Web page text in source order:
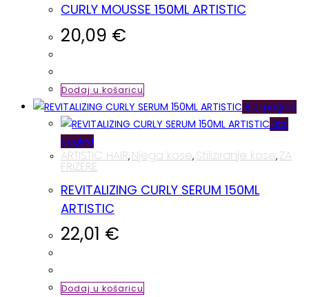
CURLY MOUSSE 150ML ARTISTIC
20,09 €
Dodaj u košaricu
Brzi pogled
Brzi
pogled
ARTISTIC HAIR, Njega kose, Stiliziranje kose, ZA
FRIZERE
REVITALIZING CURLY SERUM 150ML
ARTISTIC
22,01 €
Dodaj u košaricu